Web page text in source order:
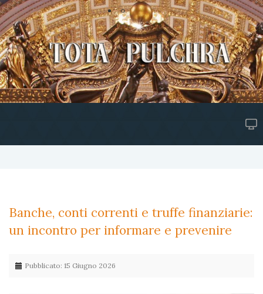
Banche, conti correnti e truffe finanziarie:
un incontro per informare e prevenire
Pubblicato: 15 Giugno 2026